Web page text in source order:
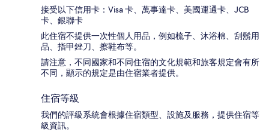
接受以下信用卡：Visa 卡、萬事達卡、美國運通卡、JCB
卡、銀聯卡
此住宿不提供一次性個人用品，例如梳子、沐浴棉、刮鬍用
品、指甲銼刀、擦鞋布等。
請注意，不同國家和不同住宿的文化規範和旅客規定會有所
不同，顯示的規定是由住宿業者提供。
住宿等級
我們的評級系統會根據住宿類型、設施及服務，提供住宿等
級資訊。